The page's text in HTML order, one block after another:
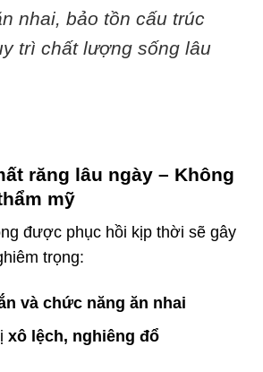
nhai, bảo tồn cấu trúc
trì chất lượng sống lâu
răng lâu ngày – Không
mỹ
được phục hồi kịp thời sẽ gây
trọng:
và chức năng ăn nhai
xô lệch, nghiêng đổ